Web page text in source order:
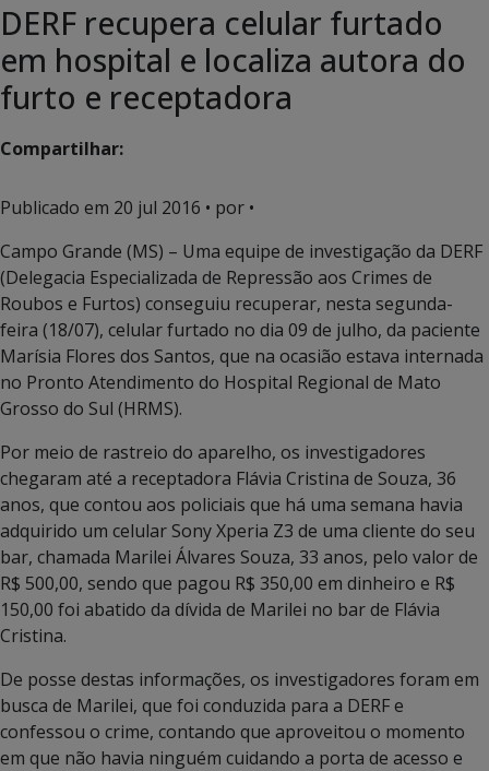
DERF recupera celular furtado
em hospital e localiza autora do
furto e receptadora
Compartilhar:
Publicado em 20 jul 2016 • por •
Campo Grande (MS) – Uma equipe de investigação da DERF
(Delegacia Especializada de Repressão aos Crimes de
Roubos e Furtos) conseguiu recuperar, nesta segunda-
feira (18/07), celular furtado no dia 09 de julho, da paciente
Marísia Flores dos Santos, que na ocasião estava internada
no Pronto Atendimento do Hospital Regional de Mato
Grosso do Sul (HRMS).
Por meio de rastreio do aparelho, os investigadores
chegaram até a receptadora Flávia Cristina de Souza, 36
anos, que contou aos policiais que há uma semana havia
adquirido um celular Sony Xperia Z3 de uma cliente do seu
bar, chamada Marilei Álvares Souza, 33 anos, pelo valor de
R$ 500,00, sendo que pagou R$ 350,00 em dinheiro e R$
150,00 foi abatido da dívida de Marilei no bar de Flávia
Cristina.
De posse destas informações, os investigadores foram em
busca de Marilei, que foi conduzida para a DERF e
confessou o crime, contando que aproveitou o momento
em que não havia ninguém cuidando a porta de acesso e